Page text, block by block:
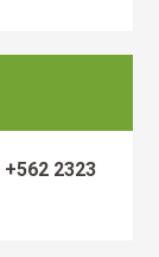
+562 2323